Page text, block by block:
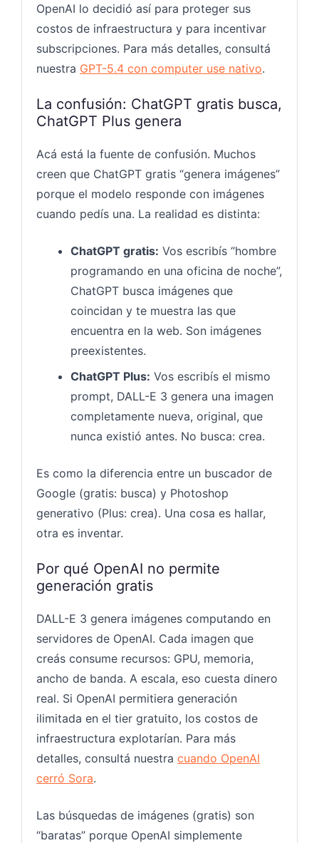
OpenAI lo decidió así para proteger sus
costos de infraestructura y para incentivar
subscripciones. Para más detalles, consultá
nuestra GPT-5.4 con computer use nativo.
La confusión: ChatGPT gratis busca,
ChatGPT Plus genera
Acá está la fuente de confusión. Muchos
creen que ChatGPT gratis “genera imágenes”
porque el modelo responde con imágenes
cuando pedís una. La realidad es distinta:
ChatGPT gratis: Vos escribís “hombre
programando en una oficina de noche”,
ChatGPT busca imágenes que
coincidan y te muestra las que
encuentra en la web. Son imágenes
preexistentes.
ChatGPT Plus: Vos escribís el mismo
prompt, DALL-E 3 genera una imagen
completamente nueva, original, que
nunca existió antes. No busca: crea.
Es como la diferencia entre un buscador de
Google (gratis: busca) y Photoshop
generativo (Plus: crea). Una cosa es hallar,
otra es inventar.
Por qué OpenAI no permite
generación gratis
DALL-E 3 genera imágenes computando en
servidores de OpenAI. Cada imagen que
creás consume recursos: GPU, memoria,
ancho de banda. A escala, eso cuesta dinero
real. Si OpenAI permitiera generación
ilimitada en el tier gratuito, los costos de
infraestructura explotarían. Para más
detalles, consultá nuestra cuando OpenAI
cerró Sora.
Las búsquedas de imágenes (gratis) son
“baratas” porque OpenAI simplemente